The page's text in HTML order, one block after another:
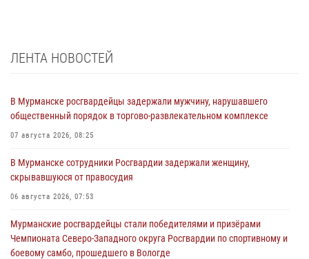
ЛЕНТА НОВОСТЕЙ
В Мурманске росгвардейцы задержали мужчину, нарушавшего
общественный порядок в торгово-развлекательном комплексе
07 августа 2026, 08:25
В Мурманске сотрудники Росгвардии задержали женщину,
скрывавшуюся от правосудия
06 августа 2026, 07:53
Мурманские росгвардейцы стали победителями и призёрами
Чемпионата Северо-Западного округа Росгвардии по спортивному и
боевому самбо, прошедшего в Вологде